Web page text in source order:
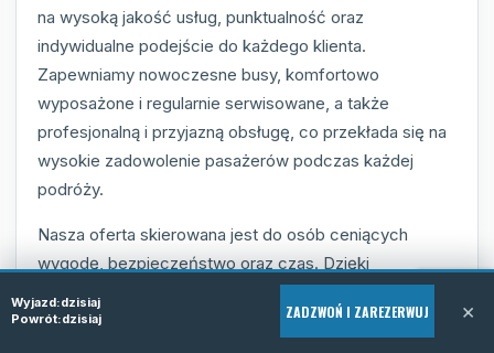
na wysoką jakość usług, punktualność oraz
indywidualne podejście do każdego klienta.
Zapewniamy nowoczesne busy, komfortowo
wyposażone i regularnie serwisowane, a także
profesjonalną i przyjazną obsługę, co przekłada się na
wysokie zadowolenie pasażerów podczas każdej
podróży.
Nasza oferta skierowana jest do osób ceniących
wygodę, bezpieczeństwo oraz czas. Dzięki
elastyczności i usługom door-to-door jesteśmy w
stanie dopasować się do wymagań nawet najbardziej
Wyjazd:dzisiaj
Powrót:dzisiaj ZADZWOŃ I ZAREZERWUJ ×